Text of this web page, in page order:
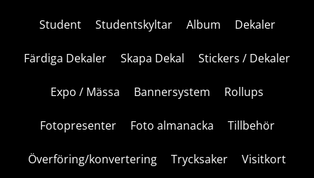
Student Studentskyltar Album Dekaler
Färdiga Dekaler Skapa Dekal Stickers / Dekaler
Expo / Mässa Bannersystem Rollups
Fotopresenter Foto almanacka Tillbehör
Överföring/konvertering Trycksaker Visitkort